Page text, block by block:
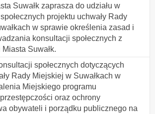
Suwałk zaprasza do udziału w
projektu uchwały Rady
w sprawie określenia zasad i
konsultacji społecznych z
Suwałk.
społecznych dotyczących
Rady Miejskiej w Suwałkach w
Miejskiego programu
oraz ochrony
obywateli i porządku publicznego na